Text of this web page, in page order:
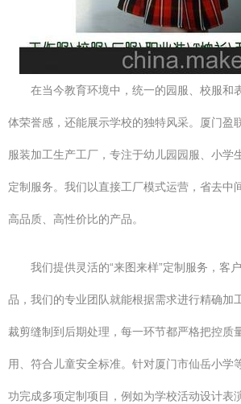
在当今教育环境中，统一的园服、校服和
体荣誉感，还能展示学校的独特风采。厦门盈
服装加工生产工厂，专注于幼儿园园服、小学
定制服务。我们以直接工厂模式运营，省去中
高品质、高性价比的产品。
我们提供灵活的“来图来样”定制服务，客
品，我们的专业团队就能根据需求进行精确加
裁剪缝制到后期处理，每一环节都严格把控质
用、符合儿童安全标准。针对厦门市仙岳小学
功完成多项定制项目，例如为学校活动设计表